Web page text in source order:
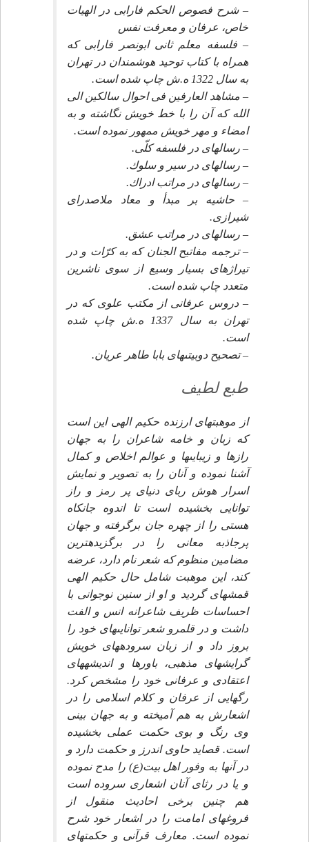
– شرح فصوص الحكم فارابى در الهيات
خاص، عرفان و معرفت نفس‏
– فلسفه معلم ثانى ابونصر فارابى كه
همراه با كتاب توحيد هوشمندان در تهران
به سال 1322 ه.ش چاپ شده است.
– مشاهد العارفين فى احوال سالكين الى
الله كه آن را با خط خويش نگاشته و به
امضاء و مهر خويش ممهور نموده است.
– رساله‏اى در فلسفه كلّى.
– رساله‏اى در سير و سلوك.
– رساله‏اى در مراتب ادراك.
– حاشيه بر مبدأ و معاد ملاصدراى
شيرازى.
– رساله‏اى در مراتب عشق.
– ترجمه مفاتيح الجنان كه به كرّات و در
تيراژهاى بسيار وسيع از سوى ناشرين
متعدد چاپ شده است.
– دروس عرفانى از مكتب علوى كه در
تهران به سال 1337 ه.ش چاپ شده
است.
– تصحيح دوبيتى‏هاى بابا طاهر عريان.
طبع لطيف‏
از موهبت‏هاى ارزنده حكيم الهى اين است
كه زبان و خامه شاعران را به جهان
رازها و زيبايى‏ها و عوالم اخلاص و كمال
آشنا نموده و آنان را به تصوير و نمايش
اسرار هوش رباى دنياى پر رمز و راز
توانايى بخشيده است تا اندوه جانكاه
هستى را از چهره جان برگرفته و جهان
پرجاذبه معانى را در برگزيده‏ترين
مضامين منظوم كه شعر نام دارد، عرضه
كند، اين موهبت شامل حال حكيم الهى
قمشه‏اى گرديد و او از سنين نوجوانى با
احساسات ظريف شاعرانه انس و الفت
داشت و در قلمرو شعر توانايى‏هاى خود را
بروز داد و از زبان سروده‏هاى خويش
گرايش‏هاى مذهبى، باورها و انديشه‏هاى
اعتقادى و عرفانى خود را مشخص كرد.
رگ‏هايى از عرفان و كلام اسلامى را در
اشعارش به هم آميخته و به جهان بينى
وى رنگ و بوى حكمت عملى بخشيده
است. قصايد حاوى اندرز و حكمت دارد و
در آنها به وفور اهل بيت(ع) را مدح نموده
و يا در رثاى آنان اشعارى سروده است
هم چنين برخى احاديث منقول از
فروغ‏هاى امامت را در اشعار خود شرح
نموده است. معارف قرآنى و حكمت‏هاى